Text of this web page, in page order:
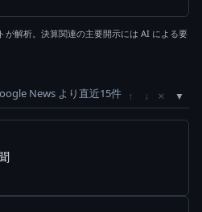
が解析。決算関連の主要開示には AI による要
News より直近15件 ↑ ↓ ×